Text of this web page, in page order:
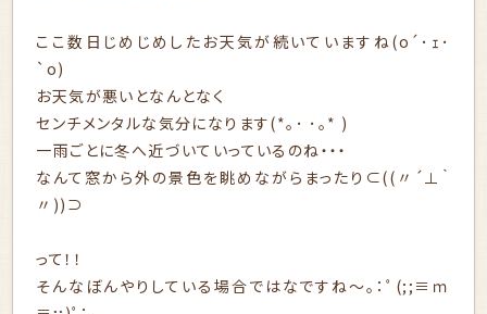
ここ数日じめじめしたお天気が続いていますね(o´･ｪ･
`o)
お天気が悪いとなんとなく
センチメンタルな気分になります(*｡･ ･｡* )
一雨ごとに冬へ近づいていっているのね・・・
なんて窓から外の景色を眺めながらまったり⊂((〃´⊥｀
〃))⊃
って！！
そんなぼんやりしている場合ではなですね～｡：ﾟ(;;≡ｍ